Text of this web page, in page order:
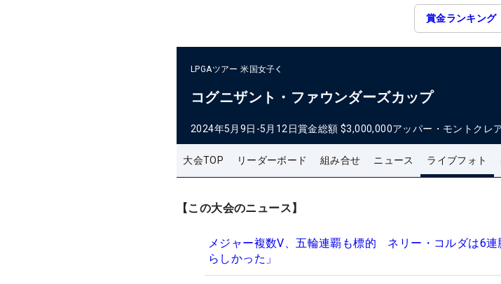
賞金ランキング
LPGAツアー 米国女子
コグニザント・ファウンダーズカップ
2024年5月9日-5月12日賞金総額 $3,000,000アッパー・モントクレ
大会TOP リーダーボード 組み合せ ニュース ライブフォト
【この大会のニュース】
メジャー複数V、五輪連覇も標的 ネリー・コルダは6
らしかった」